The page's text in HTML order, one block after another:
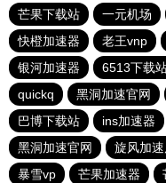
芒果下载站
一元机场
快橙加速器
老王vnp
银河加速器
6513下载
quickq
黑洞加速官网
巴博下载站
ins加速器
黑洞加速官网
旋风加
暴雪vp
芒果加速器